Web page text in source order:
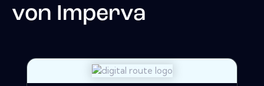
von Imperva